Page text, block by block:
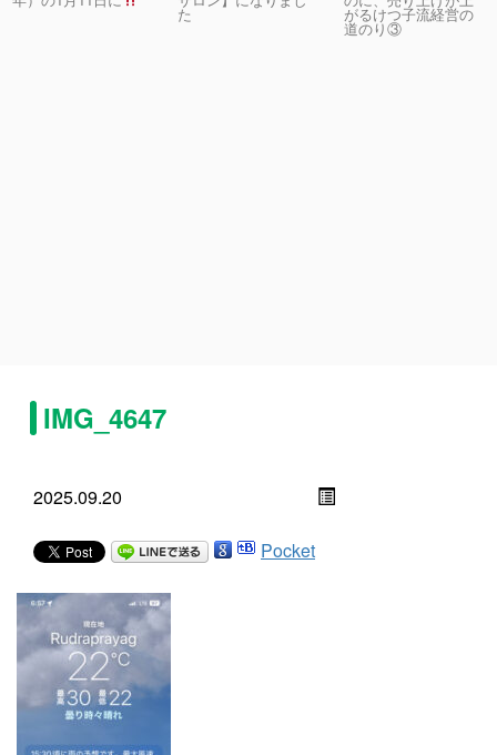
た がるけつ子流経営の
道のり③
IMG_4647
2025.09.20
Pocket